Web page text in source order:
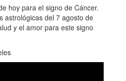
hoy para el signo de Cáncer.
astrológicas del 7 agosto de
y el amor para este signo